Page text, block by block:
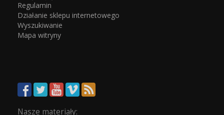
Regulamin
Działanie sklepu internetowego
Wyszukiwanie
Mapa witryny
Nasze materiały: